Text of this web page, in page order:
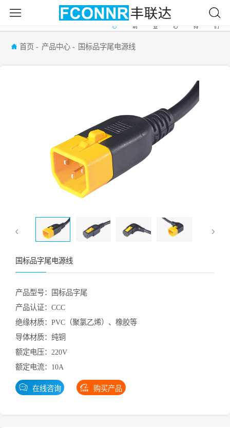
首
页
产
品
中
心
由
定
制
用
行
业
心
持
于
我
们
首页 产品中心 国标品字尾电源线
国标品字尾电源线
产品型号：国标品字尾
产品认证：CCC
绝缘材质：PVC（聚氯乙烯）、橡胶等
导体材质：纯铜
额定电压：220V
额定电流：10A
在线咨询 购买产品